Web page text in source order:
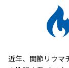
近年、関節リウマ